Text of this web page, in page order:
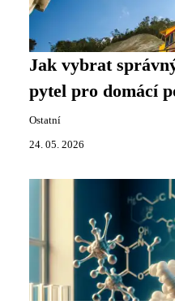
Jak vybrat
pytel pro domácí
Ostatní
24. 05. 2026